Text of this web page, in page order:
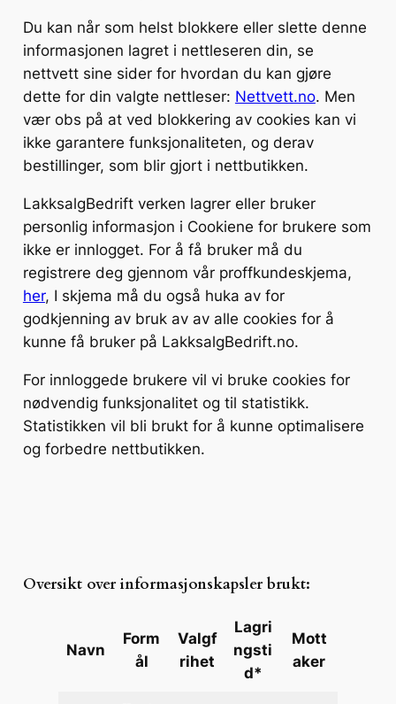
Du kan når som helst blokkere eller slette denne
informasjonen lagret i nettleseren din, se
nettvett sine sider for hvordan du kan gjøre
dette for din valgte nettleser: Nettvett.no. Men
vær obs på at ved blokkering av cookies kan vi
ikke garantere funksjonaliteten, og derav
bestillinger, som blir gjort i nettbutikken.
LakksalgBedrift verken lagrer eller bruker
personlig informasjon i Cookiene for brukere som
ikke er innlogget. For å få bruker må du
registrere deg gjennom vår proffkundeskjema,
her, I skjema må du også huka av for
godkjenning av bruk av av alle cookies for å
kunne få bruker på LakksalgBedrift.no.
For innloggede brukere vil vi bruke cookies for
nødvendig funksjonalitet og til statistikk.
Statistikken vil bli brukt for å kunne optimalisere
og forbedre nettbutikken.
Oversikt over informasjonskapsler brukt:
Navn
Form
ål
Valgf
rihet
Lagri
ngsti
d*
Mott
aker